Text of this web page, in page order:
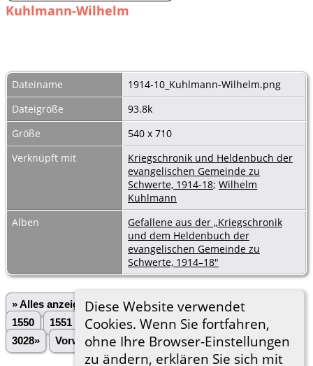
Diese Website verwendet
Cookies. Wenn Sie fortfahren,
ohne Ihre Browser-Einstellungen
zu ändern, erklären Sie sich mit
Kuhlmann-Wilhelm
Dateiname
1914-10_Kuhlmann-Wilhelm.png
Dateigröße
93.8k
Größe
540 x 710
Verknüpft mit
Kriegschronik und Heldenbuch der
evangelischen Gemeinde zu
Schwerte, 1914-18; Wilhelm
Kuhlmann
Alben
Gefallene aus der „Kriegschronik
und dem Heldenbuch der
evangelischen Gemeinde zu
Schwerte, 1914–18"
» Alles anzeigen «Zurück «1 ... 1548
1550
1551 1552 1553 1554 1555 1556
3028»
Vorwärts»